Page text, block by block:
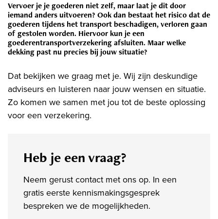
Vervoer je je goederen niet zelf, maar laat je dit door
iemand anders uitvoeren? Ook dan bestaat het risico dat de
goederen tijdens het transport beschadigen, verloren gaan
of gestolen worden. Hiervoor kun je een
goederentransportverzekering afsluiten. Maar welke
dekking past nu precies bij jouw situatie?
Dat bekijken we graag met je. Wij zijn deskundige
adviseurs en luisteren naar jouw wensen en situatie.
Zo komen we samen met jou tot de beste oplossing
voor een verzekering.
Heb je een vraag?
Neem gerust contact met ons op. In een
gratis eerste kennismakingsgesprek
bespreken we de mogelijkheden.